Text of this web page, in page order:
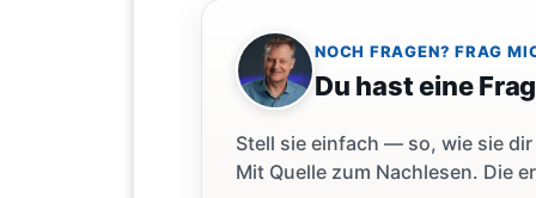
NOCH FRAGEN? FRAG
Du hast eine
Stell sie einfach — so, wie sie
Mit Quelle zum Nachlesen. Die